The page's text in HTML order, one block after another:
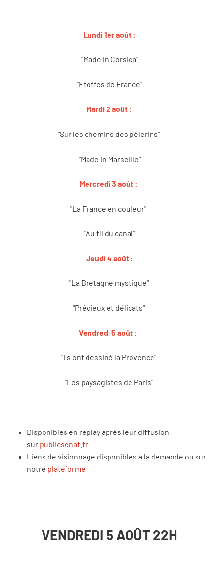
Lundi 1er août :
"Made in Corsica"
"Etoffes de France"
Mardi 2 août :
"Sur les chemins des pèlerins"
"Made in Marseille"
Mercredi 3 août :
"La France en couleur"
"Au fil du canal"
Jeudi 4 août :
"La Bretagne mystique"
"Précieux et délicats"
Vendredi 5 août :
"Ils ont dessiné la Provence"
"Les paysagistes de Paris"
Disponibles en replay après leur diffusion
sur publicsenat.fr
Liens de visionnage disponibles à la demande ou sur
notre plateforme
VENDREDI 5 AOÛT 22H